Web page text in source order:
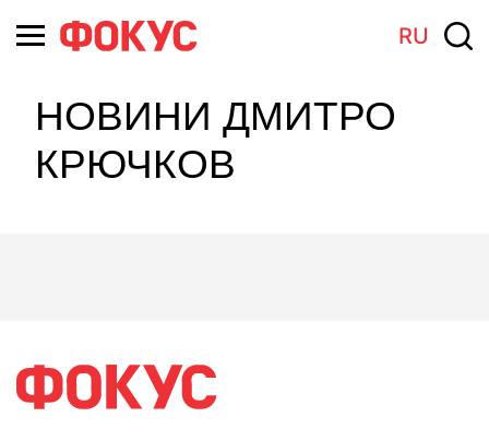
RU
НОВИНИ ДМИТРО
КРЮЧКОВ